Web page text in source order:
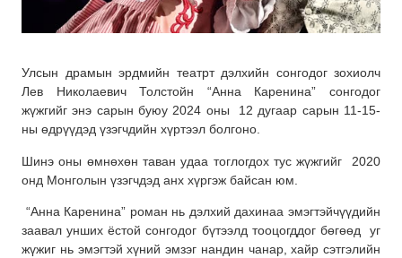
Улсын драмын эрдмийн театрт дэлхийн сонгодог зохиолч
Лев Николаевич Толстойн “Анна Каренина” сонгодог
жүжгийг энэ сарын буюу 2024 оны 12 дугаар сарын 11-15-
ны өдрүүдэд үзэгчдийн хүртээл болгоно.
Шинэ оны өмнөхөн таван удаа тоглогдох тус жүжгийг 2020
онд Монголын үзэгчдэд анх хүргэж байсан юм.
“Анна Каренина” роман нь дэлхий дахинаа эмэгтэйчүүдийн
заавал унших ёстой сонгодог бүтээлд тооцогддог бөгөөд уг
жүжиг нь эмэгтэй хүний эмзэг нандин чанар, хайр сэтгэлийн